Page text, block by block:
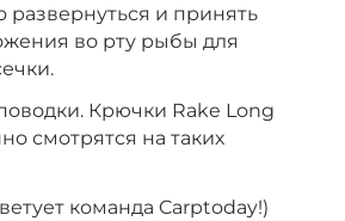
и принять
во рту рыбы для
Крючки Rake Long
смотрятся на таких
команда Carptoday!)